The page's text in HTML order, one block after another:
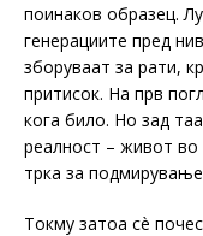
поинаков образец.
генерациите пред
зборуваат за рати,
притисок. На прв
кога било. Но зад
реалност – живот во
трка за
Токму затоа сè